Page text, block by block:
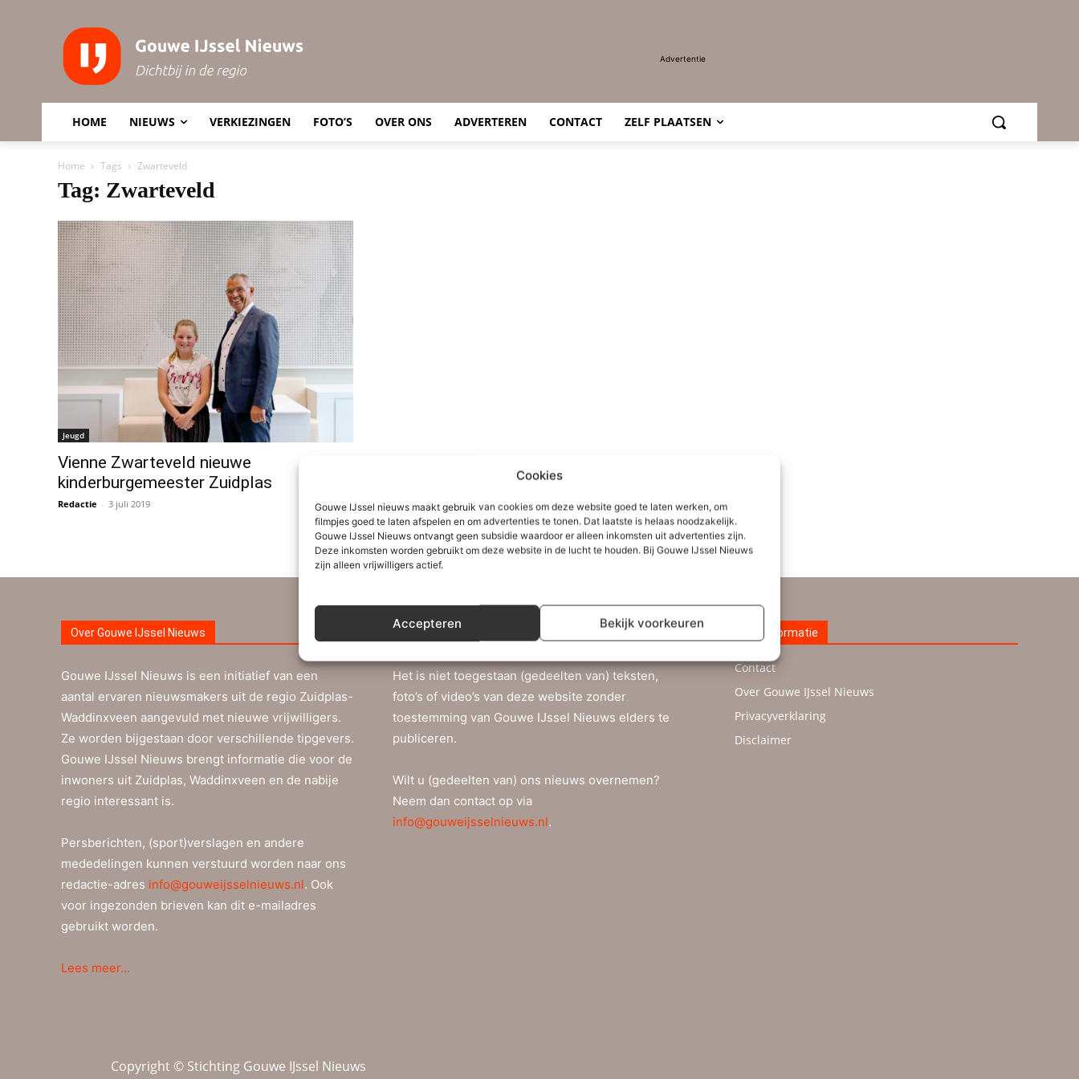
Cookies
Gouwe IJssel nieuws maakt gebruik van cookies om deze website goed te laten werken, om
filmpjes goed te laten afspelen en om advertenties te tonen. Dat laatste is helaas noodzakelijk.
Gouwe IJssel Nieuws ontvangt geen subsidie waardoor er alleen inkomsten uit advertenties zijn.
Deze inkomsten worden gebruikt om deze website in de lucht te houden. Bij Gouwe IJssel Nieuws
zijn alleen vrijwilligers actief.
Accepteren Bekijk voorkeuren
Advertentie
HOME NIEUWS VERKIEZINGEN FOTO’S OVER ONS ADVERTEREN CONTACT ZELF PLAATSEN
Home Tags Zwarteveld
Tag: Zwarteveld
Jeugd
Vienne Zwarteveld nieuwe
kinderburgemeester Zuidplas
Redactie - 3 juli 2019 0
Over Gouwe IJssel Nieuws
Gouwe IJssel Nieuws is een initiatief van een
aantal ervaren nieuwsmakers uit de regio Zuidplas-
Waddinxveen aangevuld met nieuwe vrijwilligers.
Ze worden bijgestaan door verschillende tipgevers.
Gouwe IJssel Nieuws brengt informatie die voor de
inwoners uit Zuidplas, Waddinxveen en de nabije
regio interessant is.
Persberichten, (sport)verslagen en andere
mededelingen kunnen verstuurd worden naar ons
redactie-adres info@gouweijsselnieuws.nl. Ook
voor ingezonden brieven kan dit e-mailadres
gebruikt worden.
Lees meer…
Copyright
Het is niet toegestaan (gedeelten van) teksten,
foto’s of video’s van deze website zonder
toestemming van Gouwe IJssel Nieuws elders te
publiceren.
Wilt u (gedeelten van) ons nieuws overnemen?
Neem dan contact op via
info@gouweijsselnieuws.nl.
Meer informatie
Contact
Over Gouwe IJssel Nieuws
Privacyverklaring
Disclaimer
Copyright © Stichting Gouwe IJssel Nieuws